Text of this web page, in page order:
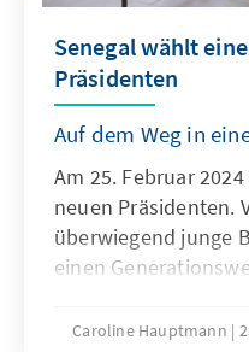
Senegal wählt
Präsidenten
Auf dem Weg in
Am 25. Februar
neuen Präsidenten.
überwiegend junge
einen
Ousmane Sonko,
Caroline Hauptmann